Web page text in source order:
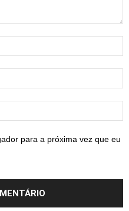
para a próxima vez que eu